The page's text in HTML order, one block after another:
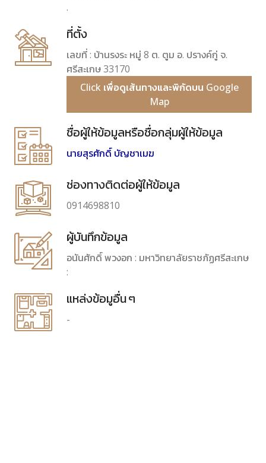
.
ที่ตั้ง
เลขที่ : บ้านรงระ หมู่ 8 ต. ตูม อ. ปรางค์กู่ จ.
ศรีสะเกษ 33170
Click เพื่อดูเส้นทางและพิกัดบน Google
Map
ชื่อผู้ให้ข้อมูลหรือชื่อกลุ่มผู้ให้ข้อมูล
นายสุรศักดิ์ บัญชาเมฆ
ช่องทางติดต่อผู้ให้ข้อมูล
0914698810
ผู้บันทึกข้อมูล
อนันศักดิ์ พวงอก : มหาวิทยาลัยราชภัฏศรีสะเกษ
:
แหล่งข้อมูอื่น ๆ
-